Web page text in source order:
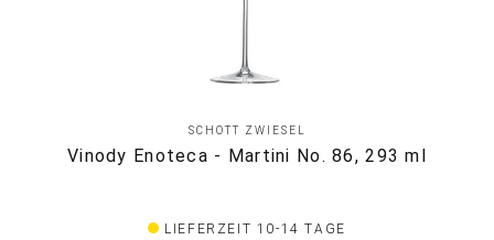
SCHOTT ZWIESEL
Vinody Enoteca - Martini No. 86, 293 ml
LIEFERZEIT 10-14 TAGE